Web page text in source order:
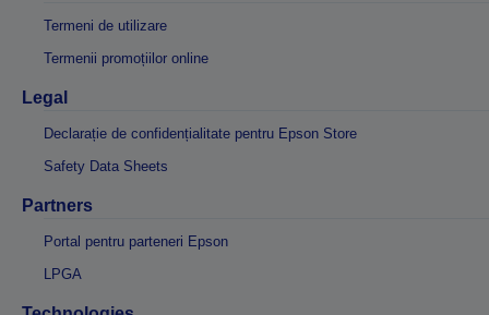
Termeni de utilizare
Termenii promoțiilor online
Legal
Declarație de confidențialitate pentru Epson Store
Safety Data Sheets
Partners
Portal pentru parteneri Epson
LPGA